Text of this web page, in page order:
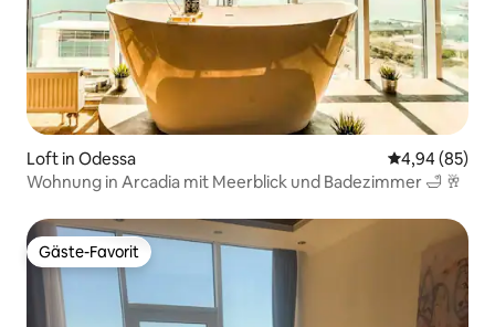
Loft in Odessa
4,94 (85)
Wohnung in Arcadia mit Meerblick und Badezimmer 🛁 🥂
Gäste-Favorit
Gäste-Favorit